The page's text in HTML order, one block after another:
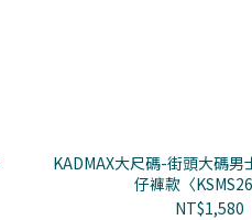
KADMAX大尺碼-街頭大碼男
仔褲款〈
NT$1,580